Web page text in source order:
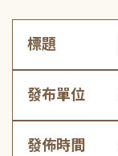
標題
發布單位
發佈時間